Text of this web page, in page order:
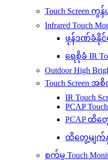
Touch Screen ကွ
Infrared Touch
ဖုန်ဒဏ်ခံနိုင်သ
ရေစိုခံ IR
Outdoor High
Touch Screen အ
IR Touch
PCAP
PCAP ထိတွ
ထိတွေ့မျက်နှ
စက်မှု Touch